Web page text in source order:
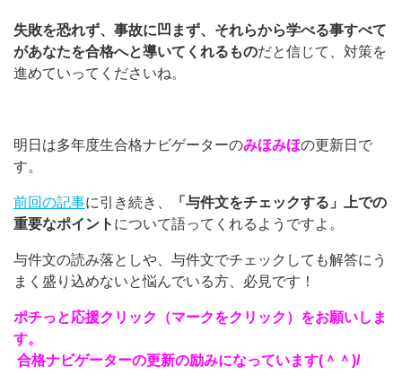
失敗を恐れず、事故に凹まず、それらから学べる事すべて
があなたを合格へと導いてくれるものだと信じて、対策を
進めていってくださいね。
明日は多年度生合格ナビゲーターのみほみほの更新日で
す。
前回の記事に引き続き、
「与件文をチェックする」上での
重要なポイント について語ってくれるようですよ。
与件文の読み落としや、与件文でチェックしても解答にう
まく盛り込めないと悩んでいる方、必見です！
ポチっと応援クリック（マークをクリック）をお願いしま
す。
合格ナビゲーターの更新の励みになっています(＾＾)/